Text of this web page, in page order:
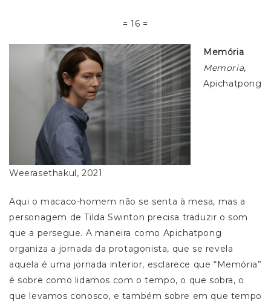
= 16 =
Memória
Memoria,
Apichatpong
Weerasethakul, 2021
Aqui o macaco-homem não se senta à mesa, mas a
personagem de Tilda Swinton precisa traduzir o som
que a persegue. A maneira como Apichatpong
organiza a jornada da protagonista, que se revela
aquela é uma jornada interior, esclarece que “Memória”
é sobre como lidamos com o tempo, o que sobra, o
que levamos conosco, e também sobre em que tempo